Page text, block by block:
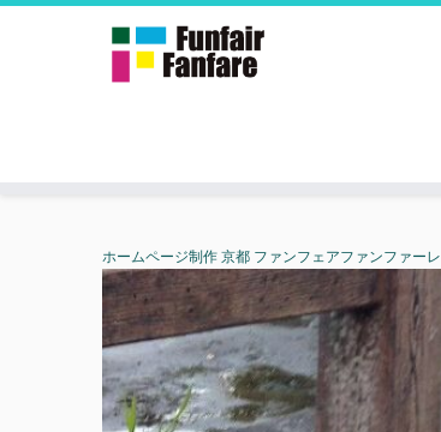
ホームページ制作 京都 ファンフェアファンファーレ